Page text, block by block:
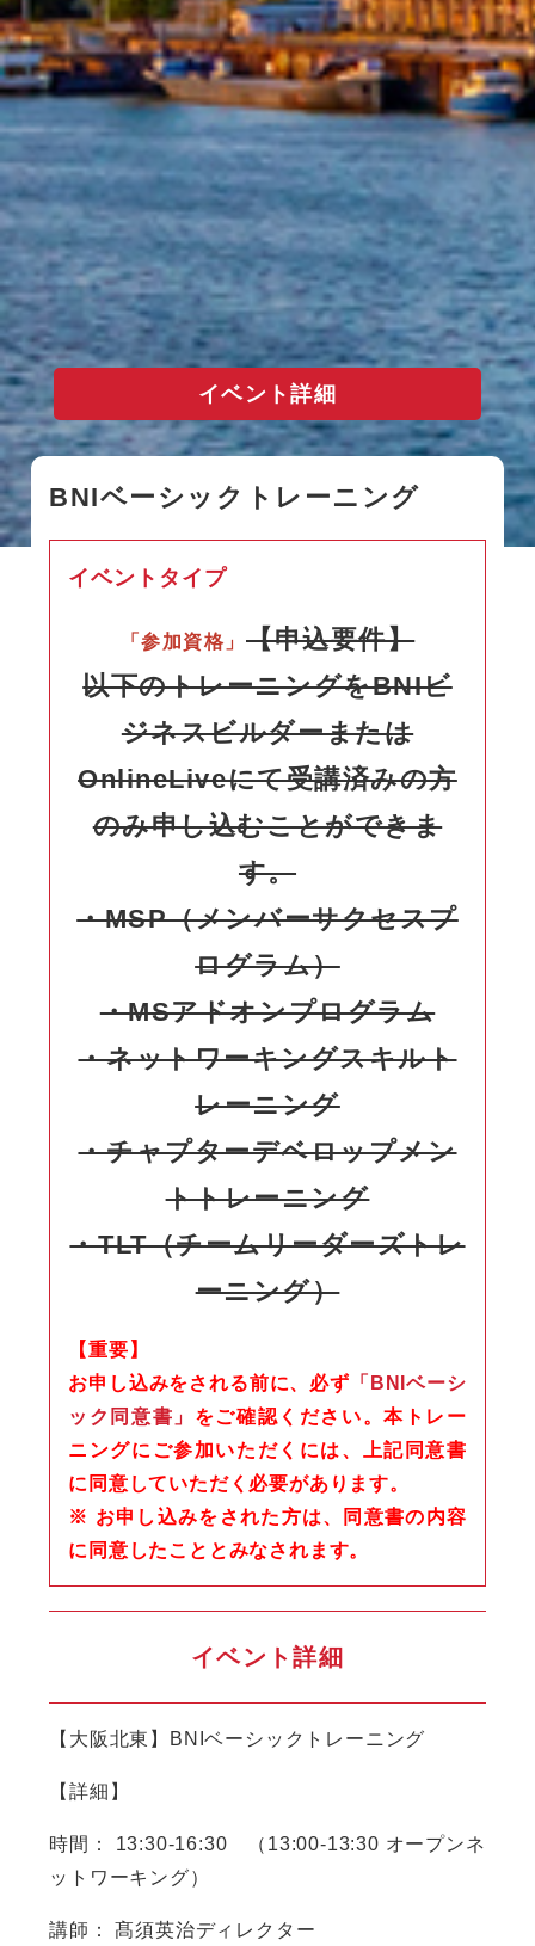
イベント詳細
BNIベーシックトレーニング
イベントタイプ
「参加資格」 【申込要件】
以下のトレーニングをBNIビ
ジネスビルダーまたは
OnlineLiveにて受講済みの方
のみ申し込むことができま
す。
・MSP（メンバーサクセスプ
ログラム）
・MSアドオンプログラム
・ネットワーキングスキルト
レーニング
・チャプターデベロップメン
トトレーニング
・TLT（チームリーダーズトレ
ーニング）
【重要】
お申し込みをされる前に、必ず 「BNIベーシ
ック同意書」 をご確認ください。本トレー
ニングにご参加いただくには、上記同意書
に同意していただく必要があります。
※ お申し込みをされた方は、同意書の内容
に同意したこととみなされます。
イベント詳細
【大阪北東】BNIベーシックトレーニング
【詳細】
時間： 13:30-16:30 （13:00-13:30 オープンネ
ットワーキング）
講師： 髙須英治ディレクター